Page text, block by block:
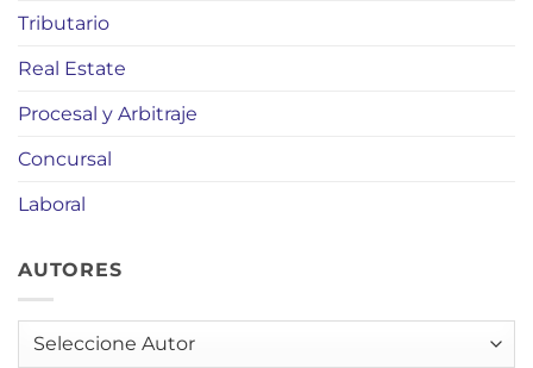
Tributario
Real Estate
Procesal y Arbitraje
Concursal
Laboral
AUTORES
AUTORES